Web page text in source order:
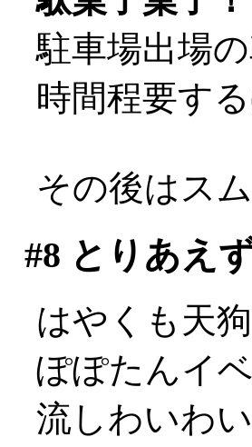
駐車場出場
時間程要す
その後はス
#8 とりあえ
はやくも天
ぽぽたんイ
流しわいわい